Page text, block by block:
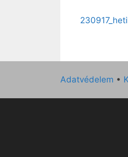
Adatvédelem •